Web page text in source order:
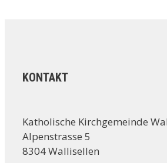
KONTAKT
Katholische Kirchgemeinde
Alpenstrasse 5
8304 Wallisellen